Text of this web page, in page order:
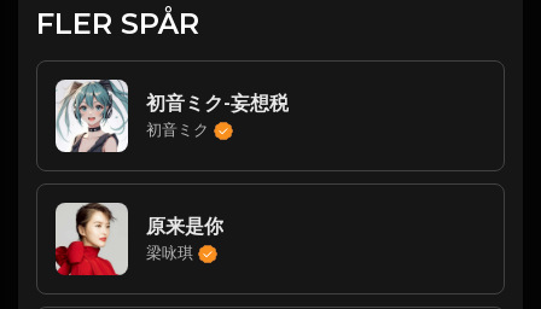
FLER SPÅR
初音ミク-妄想税
初音ミク
原来是你
梁咏琪